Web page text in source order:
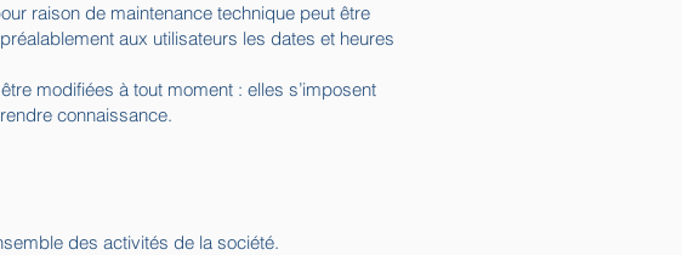
raison de maintenance technique peut être
aux utilisateurs les dates et heures
modifiées à tout moment : elles s’imposent
connaissance.
des activités de la société.